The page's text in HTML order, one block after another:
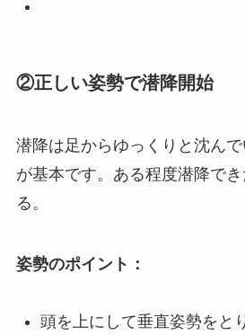
②正しい姿勢で潜降開始
潜降は足からゆっくりと沈んで
が基本です。ある程度潜降で
る。
姿勢のポイント：
頭を上にして垂直姿勢をと